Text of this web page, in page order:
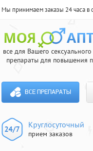
Мы принимаем заказы 24 часа в
все для Вашего
препараты для повышения
ВСЕ ПРЕПАРАТЫ
Круглосуточный
прием заказов